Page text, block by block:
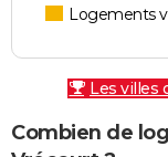
Logements
Les villes
Combien de